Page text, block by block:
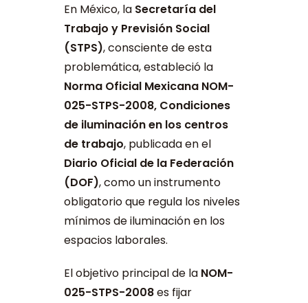
En México, la Secretaría del
Trabajo y Previsión Social
(STPS), consciente de esta
problemática, estableció la
Norma Oficial Mexicana NOM-
025-STPS-2008, Condiciones
de iluminación en los centros
de trabajo, publicada en el
Diario Oficial de la Federación
(DOF), como un instrumento
obligatorio que regula los niveles
mínimos de iluminación en los
espacios laborales.
El objetivo principal de la NOM-
025-STPS-2008es fijar